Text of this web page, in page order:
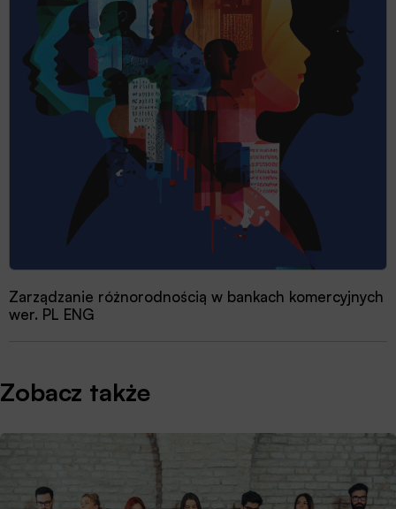
Zarządzanie różnorodnością w bankach komercyjnych
wer. PL ENG
Zobacz także